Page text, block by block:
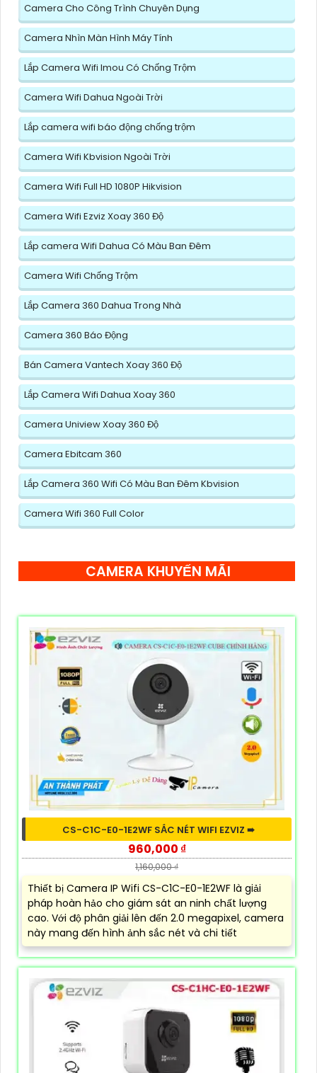
Camera Cho Công Trình Chuyên Dụng
Camera Nhìn Màn Hình Máy Tính
Lắp Camera Wifi Imou Có Chống Trộm
Camera Wifi Dahua Ngoài Trời
Lắp camera wifi báo động chống trộm
Camera Wifi Kbvision Ngoài Trời
Camera Wifi Full HD 1080P Hikvision
Camera Wifi Ezviz Xoay 360 Độ
Lắp camera Wifi Dahua Có Màu Ban Đêm
Camera Wifi Chống Trộm
Lắp Camera 360 Dahua Trong Nhà
Camera 360 Báo Động
Bán Camera Vantech Xoay 360 Độ
Lắp Camera Wifi Dahua Xoay 360
Camera Uniview Xoay 360 Độ
Camera Ebitcam 360
Lắp Camera 360 Wifi Có Màu Ban Đêm Kbvision
Camera Wifi 360 Full Color
CAMERA KHUYẾN MÃI
CS-C1C-E0-1E2WF SẮC NÉT WIFI EZVIZ ➠
960,000 ₫
1,160,000 ₫
Thiết bị Camera IP Wifi CS-C1C-E0-1E2WF là giải
pháp hoàn hảo cho giám sát an ninh chất lượng
cao. Với độ phân giải lên đến 2.0 megapixel, camera
này mang đến hình ảnh sắc nét và chi tiết